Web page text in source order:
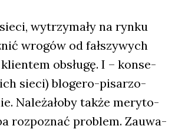
wytrzy­ma­ły na ryn­ku
wro­gów od fał­szy­wych
obsłu­gę. I – kon­se­
sie­ci) blo­ge­ro-pisa­rzo-
Nale­ża­ło­by tak­że mery­to­
roz­po­znać pro­blem. Zauwa­